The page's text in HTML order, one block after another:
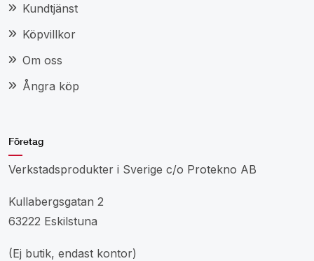
Kundtjänst
Köpvillkor
Om oss
Ångra köp
Företag
Verkstadsprodukter i Sverige c/o Protekno AB
Kullabergsgatan 2
63222 Eskilstuna
(Ej butik, endast kontor)